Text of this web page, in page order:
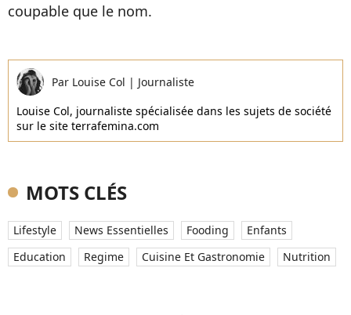
coupable que le nom.
Par Louise Col | Journaliste
Louise Col, journaliste spécialisée dans les sujets de société
sur le site terrafemina.com
MOTS CLÉS
Lifestyle News Essentielles Fooding
Enfants
Education
Regime Cuisine Et Gastronomie Nutrition